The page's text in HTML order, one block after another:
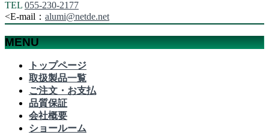
TEL 055-230-2177
<E-mail： alumi@netde.net
MENU
トップページ
取扱製品一覧
ご注文・お支払
品質保証
会社概要
ショールーム